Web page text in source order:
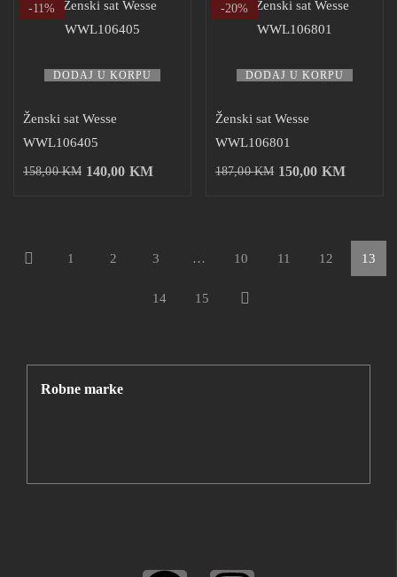
DODAJ U KORPU
-11%
Ženski sat Wesse
WWL106405
158,00KM 140,00 KM
DODAJ U KORPU
-20%
Ženski sat Wesse
WWL106801
187,00KM 150,00 KM
1 2 3 … 10 11 12 13
14 15
Robne marke